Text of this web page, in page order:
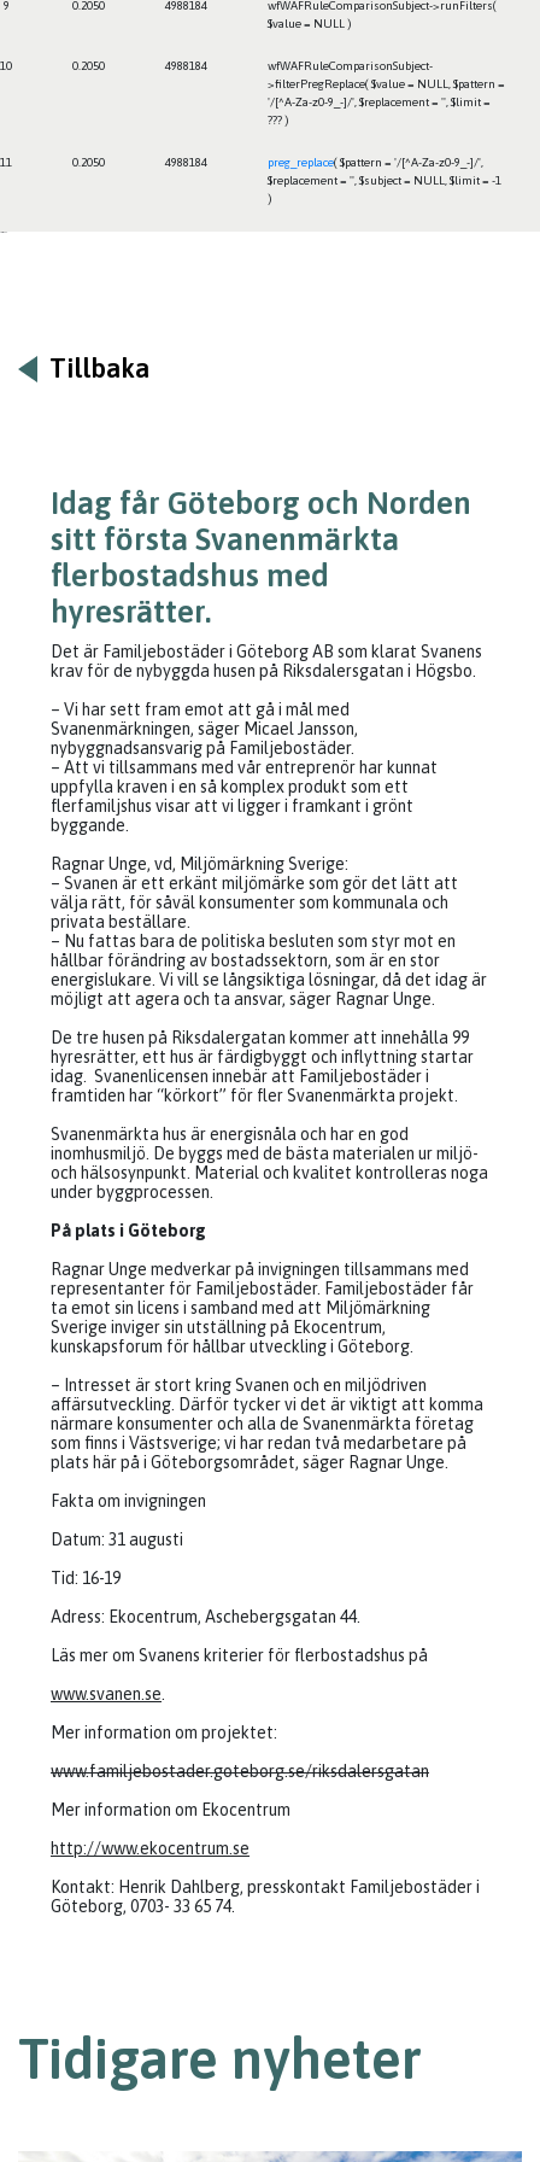
9 0.2050 4988184
wfWAFRuleComparisonSubject->runFilters(
$value = NULL )
10 0.2050 4988184
wfWAFRuleComparisonSubject-
>filterPregReplace($value = NULL
$pattern =
'/[^A-Za-z0-9_-]/' $replacement = '' $limit =
??? )
11 0.2050 4988184 preg_replace($pattern = '/[^A-Za-z0-9_-]/'
$replacement = '' $subject = NULL $limit = -1
)
Tillbaka
Idag får Göteborg och Norden
sitt första Svanenmärkta
flerbostadshus med
hyresrätter.
Det är Familjebostäder i Göteborg AB som klarat Svanens
krav för de nybyggda husen på Riksdalersgatan i Högsbo.
– Vi har sett fram emot att gå i mål med
Svanenmärkningen, säger Micael Jansson,
nybyggnadsansvarig på Familjebostäder.
– Att vi tillsammans med vår entreprenör har kunnat
uppfylla kraven i en så komplex produkt som ett
flerfamiljshus visar att vi ligger i framkant i grönt
byggande.
Ragnar Unge, vd, Miljömärkning Sverige:
– Svanen är ett erkänt miljömärke som gör det lätt att
välja rätt, för såväl konsumenter som kommunala och
privata beställare.
– Nu fattas bara de politiska besluten som styr mot en
hållbar förändring av bostadssektorn, som är en stor
energislukare. Vi vill se långsiktiga lösningar, då det idag är
möjligt att agera och ta ansvar, säger Ragnar Unge.
De tre husen på Riksdalergatan kommer att innehålla 99
hyresrätter, ett hus är färdigbyggt och inflyttning startar
idag. Svanenlicensen innebär att Familjebostäder i
framtiden har “körkort” för fler Svanenmärkta projekt.
Svanenmärkta hus är energisnåla och har en god
inomhusmiljö. De byggs med de bästa materialen ur miljö-
och hälsosynpunkt. Material och kvalitet kontrolleras noga
under byggprocessen.
På plats i Göteborg
Ragnar Unge medverkar på invigningen tillsammans med
representanter för Familjebostäder. Familjebostäder får
ta emot sin licens i samband med att Miljömärkning
Sverige inviger sin utställning på Ekocentrum,
kunskapsforum för hållbar utveckling i Göteborg.
– Intresset är stort kring Svanen och en miljödriven
affärsutveckling. Därför tycker vi det är viktigt att komma
närmare konsumenter och alla de Svanenmärkta företag
som finns i Västsverige; vi har redan två medarbetare på
plats här på i Göteborgsområdet, säger Ragnar Unge.
Fakta om invigningen
Datum: 31 augusti
Tid: 16-19
Adress: Ekocentrum, Aschebergsgatan 44.
Läs mer om Svanens kriterier för flerbostadshus på
www.svanen.se
Mer information om projektet:
www.familjebostader.goteborg.se/riksdalersgatan
Mer information om Ekocentrum
http://www.ekocentrum.se
Kontakt: Henrik Dahlberg, presskontakt Familjebostäder i
Göteborg, 0703- 33 65 74.
Tidigare nyheter